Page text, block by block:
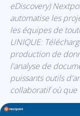
eDiscovery)
automatise les
les équipes de
UNIQUE:
production de
l'analyse de
puissants outils
collaboratif où que